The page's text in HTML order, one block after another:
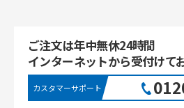
ご注文は年中無休24時間
インターネットから受付けて
カスタマーサポート